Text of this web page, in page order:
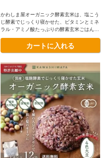
かわしま屋オーガニック酵素玄米は、塩こう
じ酵素でじっくり寝かせた、ビタミンとミネ
ラル・アミノ酸たっぷりの酵素玄米ごはんで
しくなりました。4種類の大豆入りです
カートに入れる